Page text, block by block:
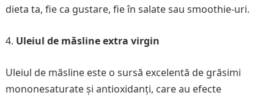
dieta ta, fie ca gustare, fie în salate sau smoothie-uri.
Uleiul de măsline extra virgin
Uleiul de măsline este o sursă excelentă de grăsimi
mononesaturate și antioxidanți, care au efecte